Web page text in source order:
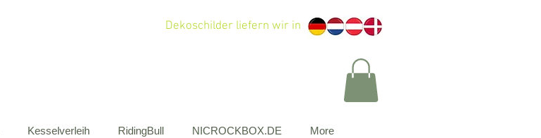
Dekoschilder liefern wir in
Kesselverleih RidingBull NICROCKBOX.DE More